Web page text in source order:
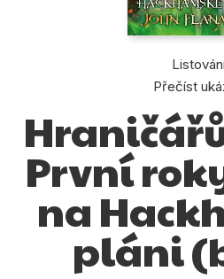
Dárkové publikace
Dárkové zboží
Jazyky
Kalendáře
Komiks
Křížovky
Kuchařky
Přečíst
První
na
pláni